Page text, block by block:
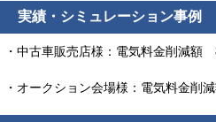
実績・シミュレーション事例
・中古車販売店様：電気料金削減額
・オークション会場様：電気料金削